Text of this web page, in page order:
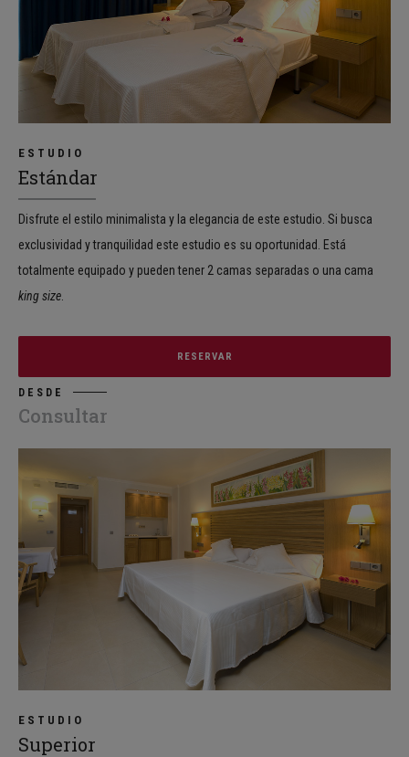
ESTUDIO
Estándar
Disfrute el estilo minimalista y la elegancia de este estudio. Si busca
exclusividad y tranquilidad este estudio es su oportunidad. Está
totalmente equipado y pueden tener 2 camas separadas o una cama
king size
RESERVAR
DESDE
Consultar
ESTUDIO
Superior